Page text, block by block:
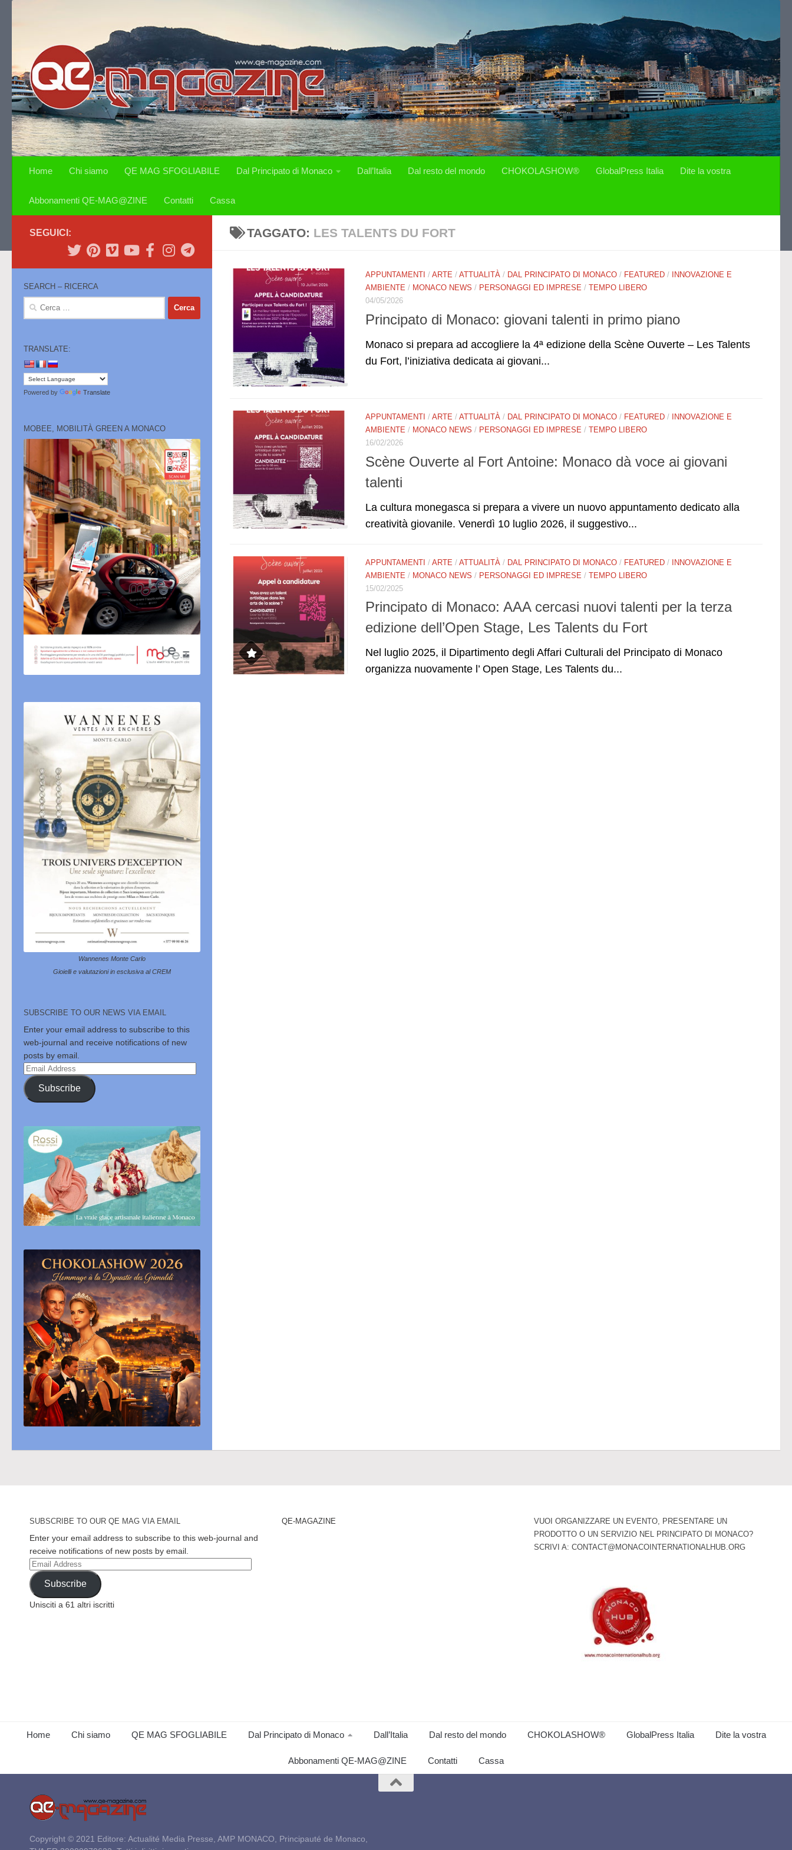
Home Chi siamo QE MAG SFOGLIABILE Dal Principato di Monaco Dall’Italia Dal resto del mondo CHOKOLASHOW® GlobalPress Italia Dite la vostra
Abbonamenti QE-MAG@ZINE Contatti Cassa
TAGGATO: LES TALENTS DU FORT
APPUNTAMENTI / ARTE / ATTUALITÀ / DAL PRINCIPATO DI MONACO / FEATURED / INNOVAZIONE E
AMBIENTE / MONACO NEWS / PERSONAGGI ED IMPRESE / TEMPO LIBERO
04/05/2026
Principato di Monaco: giovani talenti in primo piano
Monaco si prepara ad accogliere la 4ª edizione della Scène Ouverte – Les Talents
du Fort, l’iniziativa dedicata ai giovani...
APPUNTAMENTI / ARTE / ATTUALITÀ / DAL PRINCIPATO DI MONACO / FEATURED / INNOVAZIONE E
AMBIENTE / MONACO NEWS / PERSONAGGI ED IMPRESE / TEMPO LIBERO
16/02/2026
Scène Ouverte al Fort Antoine: Monaco dà voce ai giovani
talenti
La cultura monegasca si prepara a vivere un nuovo appuntamento dedicato alla
creatività giovanile. Venerdì 10 luglio 2026, il suggestivo...
APPUNTAMENTI / ARTE / ATTUALITÀ / DAL PRINCIPATO DI MONACO / FEATURED / INNOVAZIONE E
AMBIENTE / MONACO NEWS / PERSONAGGI ED IMPRESE / TEMPO LIBERO
15/02/2025
Principato di Monaco: AAA cercasi nuovi talenti per la terza
edizione dell’Open Stage, Les Talents du Fort
Nel luglio 2025, il Dipartimento degli Affari Culturali del Principato di Monaco
organizza nuovamente l’ Open Stage, Les Talents du...
SEGUICI:
SEARCH – RICERCA
Ricerca
TRANSLATE:
Powered by Translate
MOBEE, MOBILITÀ GREEN A MONACO
Wannenes Monte Carlo
Gioielli e valutazioni in esclusiva al CREM
SUBSCRIBE TO OUR NEWS VIA EMAIL
Enter your email address to subscribe to this
web-journal and receive notifications of new
posts by email.
Email
Address
Subscribe
SUBSCRIBE TO OUR QE MAG VIA EMAIL
Enter your email address to subscribe to this web-journal and
receive notifications of new posts by email.
Email
Address
Subscribe
Unisciti a 61 altri iscritti
QE-MAGAZINE
VUOI ORGANIZZARE UN EVENTO, PRESENTARE UN
PRODOTTO O UN SERVIZIO NEL PRINCIPATO DI MONACO?
SCRIVI A: CONTACT@MONACOINTERNATIONALHUB.ORG
Home Chi siamo QE MAG SFOGLIABILE Dal Principato di Monaco Dall’Italia Dal resto del mondo CHOKOLASHOW® GlobalPress Italia Dite la vostra
Abbonamenti QE-MAG@ZINE Contatti Cassa
Copyright © 2021 Editore: Actualité Media Presse, AMP MONACO, Principauté de Monaco,